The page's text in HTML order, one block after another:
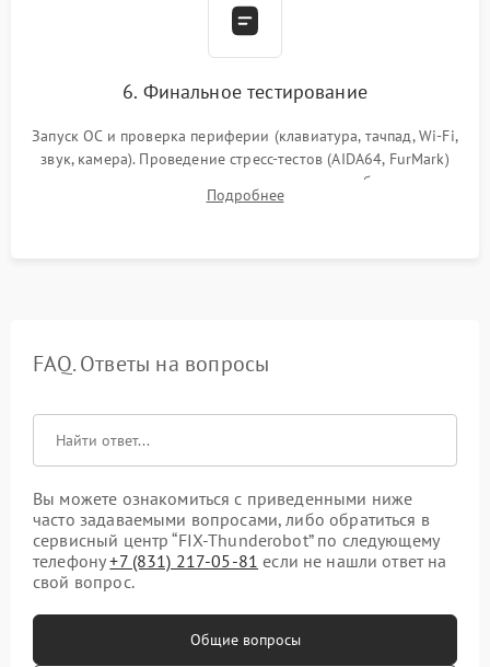
6. Финальное тестирование
Запуск ОС и проверка периферии (клавиатура, тачпад, Wi-Fi,
звук, камера). Проведение стресс-тестов (AIDA64, FurMark)
для контроля температурного режима и стабильности
системы под пиковой нагрузкой.
Подробнее
FAQ. Ответы на вопросы
Вы можете ознакомиться с приведенными ниже
часто задаваемыми вопросами, либо обратиться в
сервисный центр “FIX-Thunderobot” по следующему
телефону+7 (831) 217-05-81 если не нашли ответ на
свой вопрос.
Общие вопросы